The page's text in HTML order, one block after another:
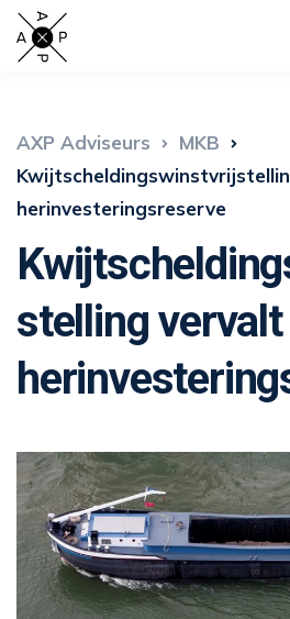
AXP Adviseurs
MKB
herinvesteringsreserve
stelling